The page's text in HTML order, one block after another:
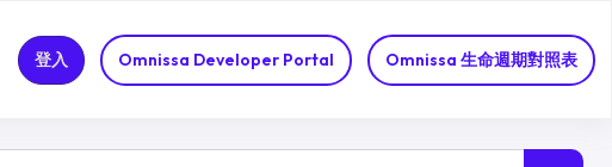
Omnissa Developer Portal Omnissa 生命週期對照表
登入